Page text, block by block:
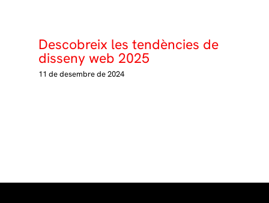
Descobreix les tendències de
disseny web 2025
11 de desembre de 2024